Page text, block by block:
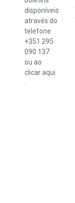
disponíveis
através do
telefone
+351 295
090 137
ou ao
clicaraqui